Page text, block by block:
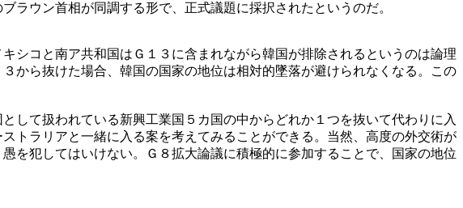
ラウン首相が同調する形で、正式議題に採択されたというのだ。
シコと南ア共和国はＧ１３に含まれながら韓国が排除されるというのは論理
から抜けた場合、韓国の国家の地位は相対的墜落が避けられなくなる。この
して扱われている新興工業国５カ国の中からどれか１つを抜いて代わりに入
トラリアと一緒に入る案を考えてみることができる。当然、高度の外交術が
を犯してはいけない。Ｇ８拡大論議に積極的に参加することで、国家の地位